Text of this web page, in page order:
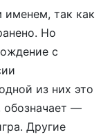
именем, так как
Но
с
из них это
—
Другие